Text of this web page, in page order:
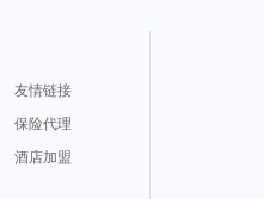
友情链接
保险代理
酒店加盟